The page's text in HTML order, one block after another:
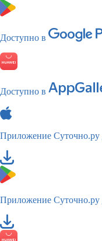
Доступно в
Доступно в
Приложение Суточно.ру
Приложение Суточно.ру